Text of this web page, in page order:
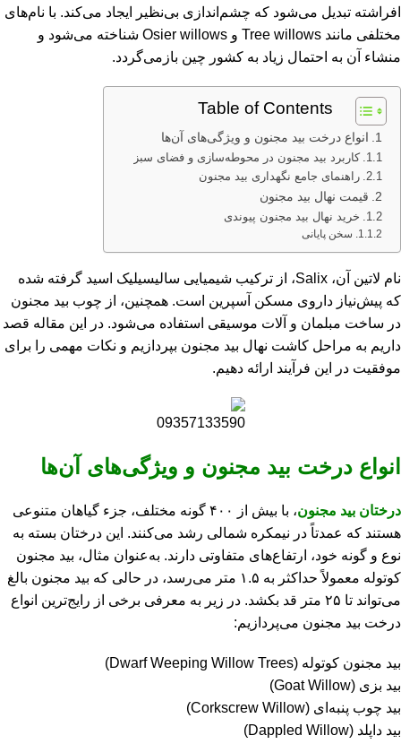
افراشته تبدیل می‌شود که چشم‌اندازی بی‌نظیر ایجاد می‌کند. با نام‌های
مختلفی مانند Tree willows و Osier willows شناخته می‌شود و
منشاء آن به احتمال زیاد به کشور چین بازمی‌گردد.
Table of Contents
انواع درخت بید مجنون و ویژگی‌های آن‌ها
کاربرد بید مجنون در محوطه‌سازی و فضای سبز
راهنمای جامع نگهداری بید مجنون
قیمت نهال بید مجنون
خرید نهال بید مجنون پیوندی
سخن پایانی
نام لاتین آن، Salix، از ترکیب شیمیایی سالیسیلیک اسید گرفته شده
که پیش‌نیاز داروی مسکن آسپرین است. همچنین، از چوب بید مجنون
در ساخت مبلمان و آلات موسیقی استفاده می‌شود. در این مقاله قصد
داریم به مراحل کاشت نهال بید مجنون بپردازیم و نکات مهمی را برای
موفقیت در این فرآیند ارائه دهیم.
انواع درخت بید مجنون و ویژگی‌های آن‌ها
درختان بید مجنون
، با بیش از ۴۰۰ گونه مختلف، جزء گیاهان متنوعی
هستند که عمدتاً در نیمکره شمالی رشد می‌کنند. این درختان بسته به
نوع و گونه خود، ارتفاع‌های متفاوتی دارند. به‌عنوان مثال، بید مجنون
کوتوله معمولاً حداکثر به ۱.۵ متر می‌رسد، در حالی که بید مجنون بالغ
می‌تواند تا ۲۵ متر قد بکشد. در زیر به معرفی برخی از رایج‌ترین انواع
درخت بید مجنون می‌پردازیم:
بید مجنون کوتوله (Dwarf Weeping Willow Trees)
بید بزی (Goat Willow)
بید چوب پنبه‌ای (Corkscrew Willow)
بید داپلد (Dappled Willow)